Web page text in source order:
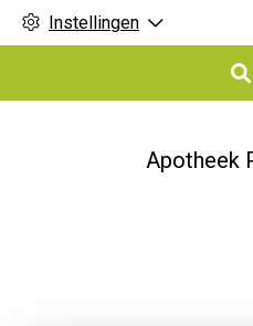
Instellingen
Apotheek